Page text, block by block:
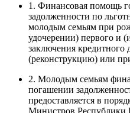
1. Финансовая помощь
задолженности по
молодым семьям при
удочерении) первого и
заключения кредитного
(реконструкцию) или
2. Молодым семьям
погашении
предоставляется в